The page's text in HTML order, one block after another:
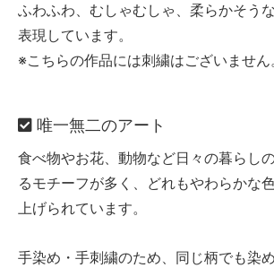
ふわふわ、むしゃむしゃ、柔らかそう
表現しています。
※こちらの作品には刺繍はございません
唯一無二のアート
食べ物やお花、動物など日々の暮らし
るモチーフが多く、どれもやわらかな
上げられています。
手染め・手刺繍のため、同じ柄でも染